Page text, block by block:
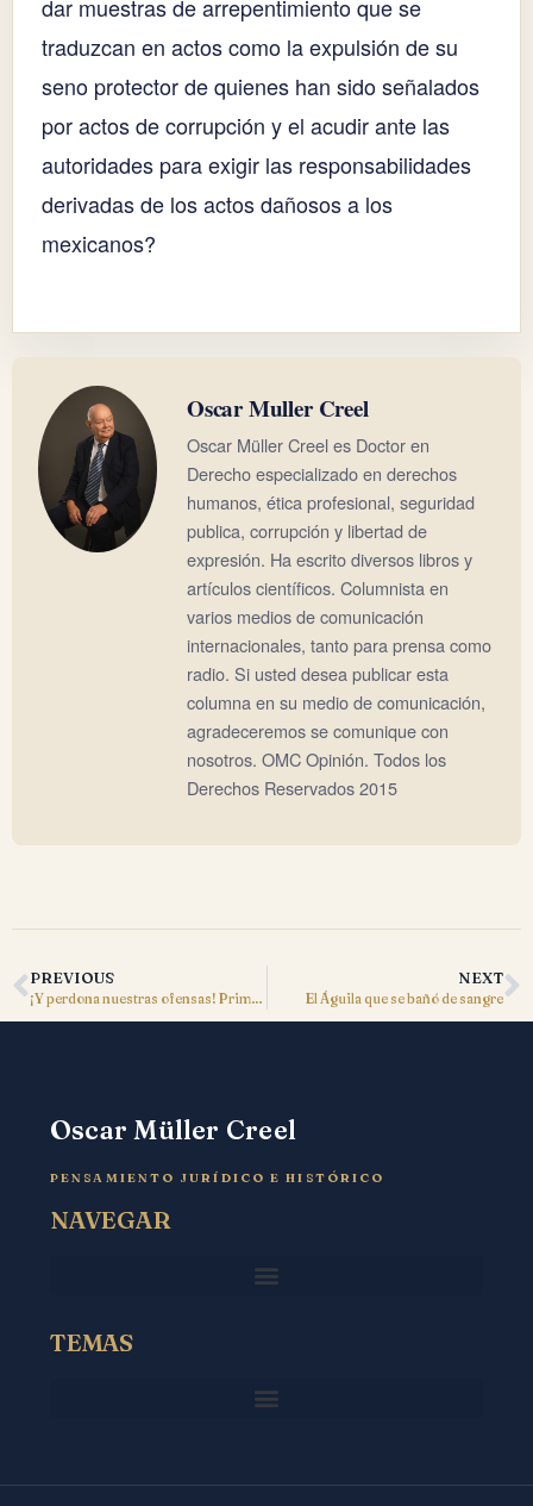
dar muestras de arrepentimiento que se
traduzcan en actos como la expulsión de su
seno protector de quienes han sido señalados
por actos de corrupción y el acudir ante las
autoridades para exigir las responsabilidades
derivadas de los actos dañosos a los
mexicanos?
Oscar Muller Creel
Oscar Müller Creel es Doctor en
Derecho especializado en derechos
humanos, ética profesional, seguridad
publica, corrupción y libertad de
expresión. Ha escrito diversos libros y
artículos científicos. Columnista en
varios medios de comunicación
internacionales, tanto para prensa como
radio. Si usted desea publicar esta
columna en su medio de comunicación,
agradeceremos se comunique con
nosotros. OMC Opinión. Todos los
Derechos Reservados 2015
PREVIOUS
¡Y perdona nuestras ofensas! Primera parte
NEXT
El Águila que se bañó de sangre
Oscar Müller Creel
PENSAMIENTO JURÍDICO E HISTÓRICO
NAVEGAR
TEMAS